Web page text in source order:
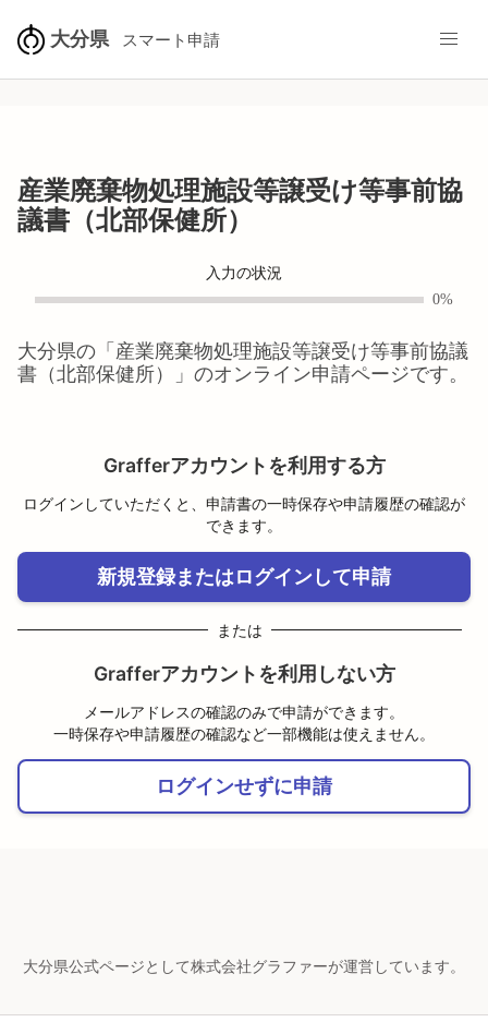
大分県 スマート申請
産業廃棄物処理施設等譲受け等事前協
議書（北部保健所）
入力の状況
0%
大分県の「 産業廃棄物処理施設等譲受け等事前協議
書（北部保健所）
」のオンライン申請ページです。
Grafferアカウントを利用する方
ログインしていただくと、申請書の一時保存や申請履歴の確認が
できます。
新規登録またはログインして申請
または
Grafferアカウントを利用しない方
メールアドレスの確認のみで申請ができます。
一時保存や申請履歴の確認など一部機能は使えません。
ログインせずに申請
大分県公式ページとして株式会社グラファーが運営しています。